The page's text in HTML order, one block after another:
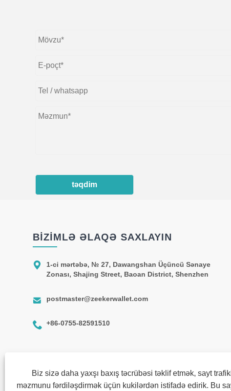
təqdim
Biz sizə daha yaxşı baxış təcrübəsi təklif etmək, sayt
məzmunu fərdiləşdirmək üçün kukilərdən istifadə edirik. Bu
BIZIMLƏ ƏLAQƏ SAXLAYIN

1-ci mərtəbə, № 27, Dawangshan Üçüncü Sənaye
Zonası, Shajing Street, Baoan District, Shenzhen
 postmaster@zeekerwallet.com
 +86-0755-82591510